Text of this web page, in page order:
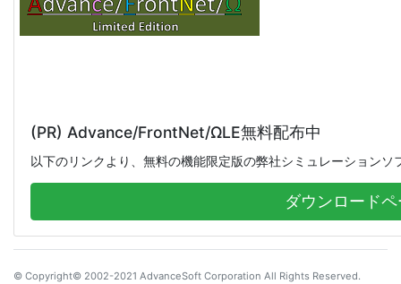
(PR) Advance/FrontNet/ΩLE無料配布中
以下のリンクより、無料の機能限定版の弊社シミュレーションソ
ダウンロード
© Copyright© 2002-2021 AdvanceSoft Corporation All Rights Reserved.